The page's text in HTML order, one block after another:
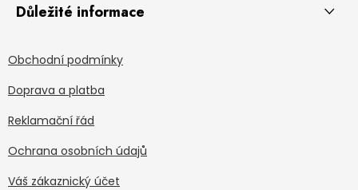
Důležité informace
Obchodní podmínky
Doprava a platba
Reklamační řád
Ochrana osobních údajů
Váš zákaznický účet